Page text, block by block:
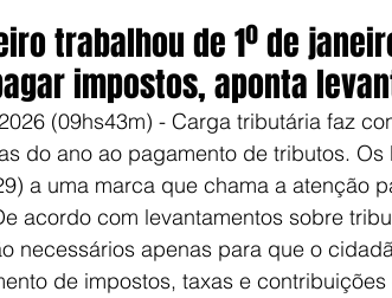
trabalhou de 1º de
impostos, aponta
(09hs43m) - Carga tributária faz
do ano ao pagamento de tributos.
a uma marca que chama a atenção
acordo com levantamentos sobre
necessários apenas para que o
de impostos, taxas e